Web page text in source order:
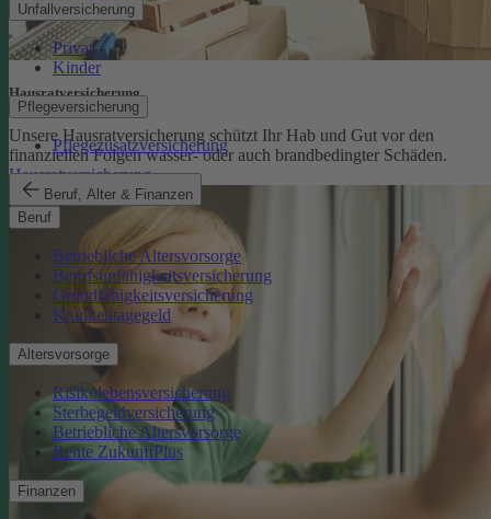
Unfallversicherung
Privat
Kinder
Pflegeversicherung
Pflegezusatzversicherung
Beruf, Alter & Finanzen
Beruf
Betriebliche Altersvorsorge
Berufsunfähigkeitsversicherung
Grundfähigkeitsversicherung
Krankentagegeld
Altersvorsorge
Risikolebensversicherung
Sterbegeldversicherung
Betriebliche Altersvorsorge
Rente ZukunftPlus
Finanzen
Hausratversicherung
Unsere Hausratversicherung schützt Ihr Hab und Gut vor den
finanziellen Folgen wasser- oder auch brandbedingter Schäden.
Hausratversicherung